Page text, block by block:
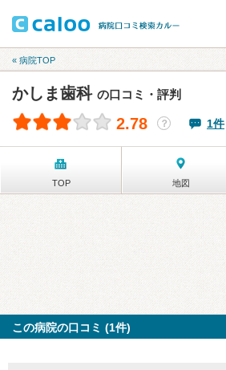
« 病院TOP
かしま歯科 の口コミ・評判
2.78 ？ 1件
TOP 地図
この病院の口コミ (1件)